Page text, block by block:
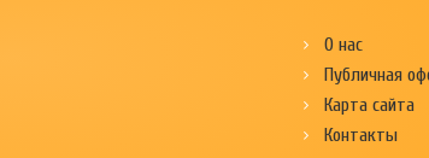
О нас
Публичная
Карта сайта
Контакты